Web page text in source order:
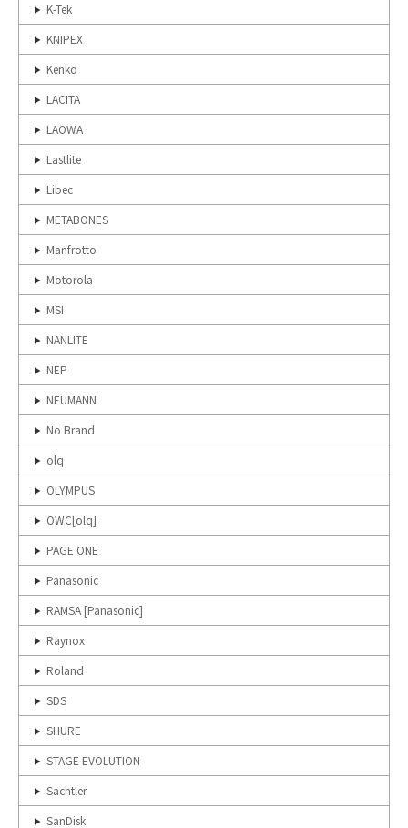
K-Tek
KNIPEX
Kenko
LACITA
LAOWA
Lastlite
Libec
METABONES
Manfrotto
Motorola
MSI
NANLITE
NEP
NEUMANN
No Brand
olq
OLYMPUS
OWC[olq]
PAGE ONE
Panasonic
RAMSA [Panasonic]
Raynox
Roland
SDS
SHURE
STAGE EVOLUTION
Sachtler
SanDisk